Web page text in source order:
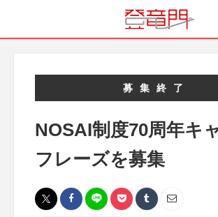
募集終了
NOSAI制度70周年キ
フレーズを募集